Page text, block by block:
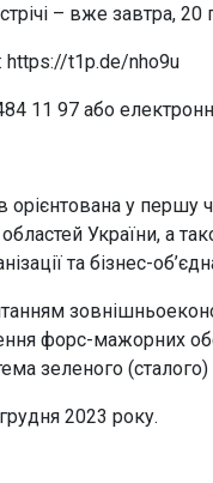
– вже завтра,
https://t1p.de/nho9u
11 97 або
орієнтована у
України, а
та бізнес-
форс-мажорних
зеленого
2023 року.